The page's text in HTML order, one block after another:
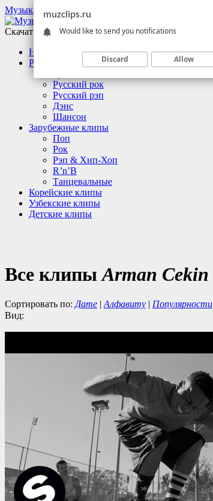
Музыкальные клипы
Скачать клипы бесплатно
Новинки
Русские клипы
Русский рок
Русский рэп
Дэнс
Шансон
Зарубежные клипы
Поп
Рок
Рэп & Хип-Хоп
R’n’B
Танцевальные
Корейские клипы
Узбекские клипы
Детские клипы
Все клипы Arman Cekin
Сортировать по: Дате | Алфавиту | Популярности
Вид:
muzclips.ru
Would like to send you notifications
Discard Allow